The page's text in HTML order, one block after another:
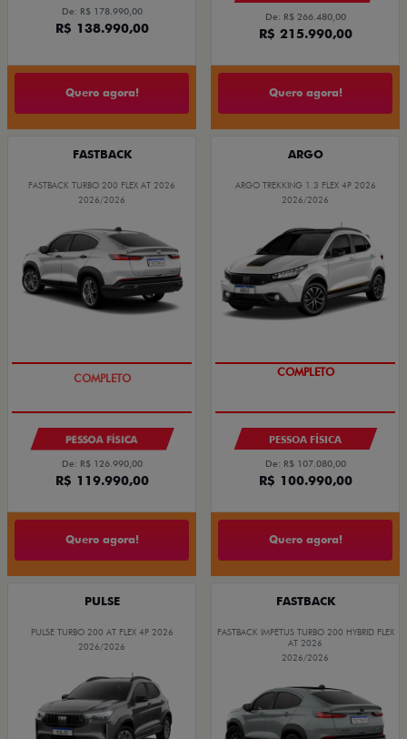
De: R$ 178.990,00
R$ 138.990,00
Quero agora!
De: R$ 266.480,00
R$ 215.990,00
Quero agora!
FASTBACK
FASTBACK TURBO 200 FLEX AT 2026
2026/2026
O SUV AUTOMÁTICO MAIS
PESSOA FÍSICA
De: R$ 126.990,00
R$ 119.990,00
Quero agora!
ARGO
ARGO TREKKING 1.3 FLEX 4P 2026
2026/2026
COMPLETO
PESSOA FÍSICA
De: R$ 107.080,00
R$ 100.990,00
Quero agora!
PULSE
PULSE TURBO 200 AT FLEX 4P 2026
2026/2026
FASTBACK
FASTBACK IMPETUS TURBO 200 HYBRID FLEX
AT 2026
2026/2026